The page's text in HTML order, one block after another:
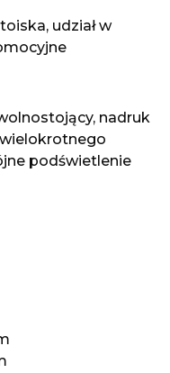
udział w
nadruk
podświetlenie